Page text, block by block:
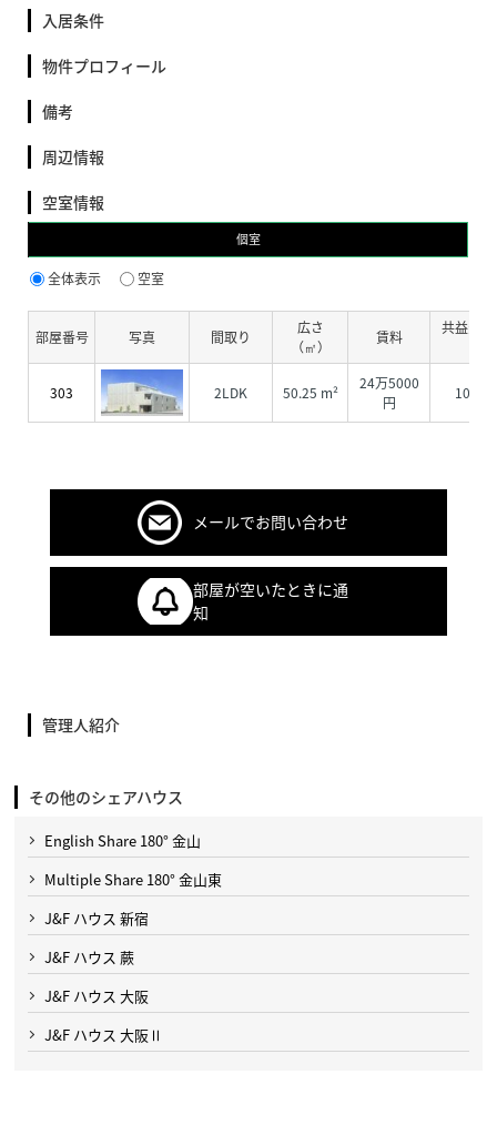
入居条件
物件プロフィール
備考
周辺情報
空室情報
個室
全体表示 空室
部屋番号 写真 間取り
広さ
（㎡）
賃料
共益費
303 2LDK 50.25 m²
24万5000
円
メールでお問い合わせ
部屋が空いたときに通
知
管理人紹介
その他のシェアハウス
English Share 180° 金山
Multiple Share 180° 金山東
J&F ハウス 新宿
J&F ハウス 蕨
J&F ハウス 大阪
J&F ハウス 大阪Ⅱ